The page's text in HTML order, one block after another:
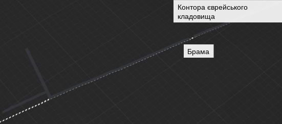
Брама
Контора єврейського
кладовища